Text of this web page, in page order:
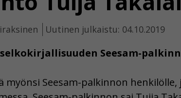
Uutinen julkaistu: 04.10.2019
Seesam-
myönsi Seesam-palkinnon